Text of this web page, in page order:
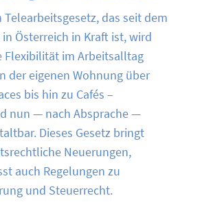
das seit dem
in Österreich in Kraft ist, wird
Flexibilität im Arbeitsalltag
der eigenen Wohnung über
bis hin zu Cafés –
nun — nach Absprache —
Dieses Gesetz bringt
Neuerungen,
auch Regelungen zu
und Steuerrecht.